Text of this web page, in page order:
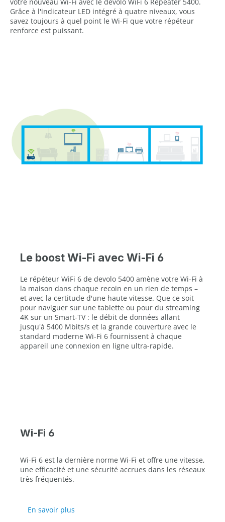
Grâce à l'indicateur LED intégré à quatre niveaux, vous
savez toujours à quel point le Wi-Fi que votre répéteur
renforce est puissant.
Le boost Wi-Fi avec Wi-Fi 6
Le répéteur WiFi 6 de devolo 5400 amène votre Wi-Fi à
la maison dans chaque recoin en un rien de temps –
et avec la certitude d'une haute vitesse. Que ce soit
pour naviguer sur une tablette ou pour du streaming
4K sur un Smart-TV : le débit de données allant
jusqu'à 5400 Mbits/s et la grande couverture avec le
standard moderne Wi-Fi 6 fournissent à chaque
appareil une connexion en ligne ultra-rapide.
Wi-Fi 6
Wi-Fi 6 est la dernière norme Wi-Fi et offre une vitesse,
une efficacité et une sécurité accrues dans les réseaux
très fréquentés.
En savoir plus